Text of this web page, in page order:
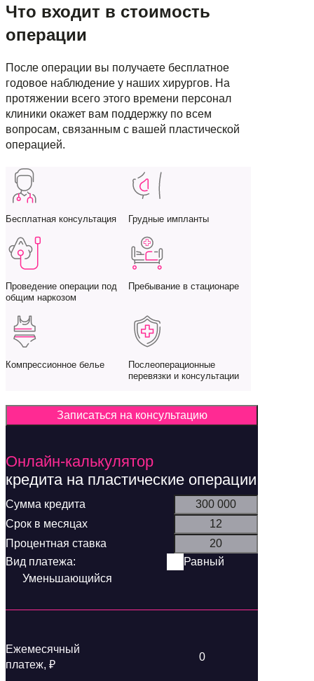
Что входит в стоимость
операции
После операции вы получаете бесплатное
годовое наблюдение у наших хирургов. На
протяжении всего этого времени персонал
клиники окажет вам поддержку по всем
вопросам, связанным с вашей пластической
операцией.
Бесплатная консультация Грудные импланты
Проведение операции под
общим наркозом
Пребывание в стационаре
Компрессионное белье
Послеоперационные
перевязки и консультации
Записаться на консультацию
Онлайн-калькулятор
кредита на пластические операции
Равный
Уменьшающийся
Ежемесячный
платеж, ₽
0